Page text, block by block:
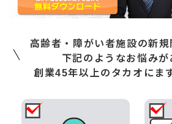
高齢者・障がい者施設の新規
下記のようなお悩みが
創業45年以上のタカオにま